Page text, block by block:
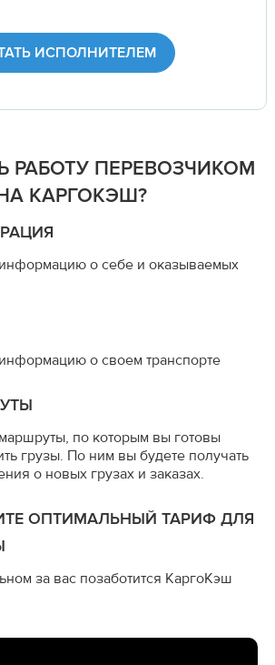
ИСПОЛНИТЕЛЕМ
РАБОТУ ПЕРЕВОЗЧИКОМ
НА КАРГОКЭШ?
о себе и оказываемых
о своем транспорте
по которым вы готовы
грузы. По ним вы будете получать
о новых грузах и заказах.
ОПТИМАЛЬНЫЙ ТАРИФ ДЛЯ
за вас позаботится КаргоКэш